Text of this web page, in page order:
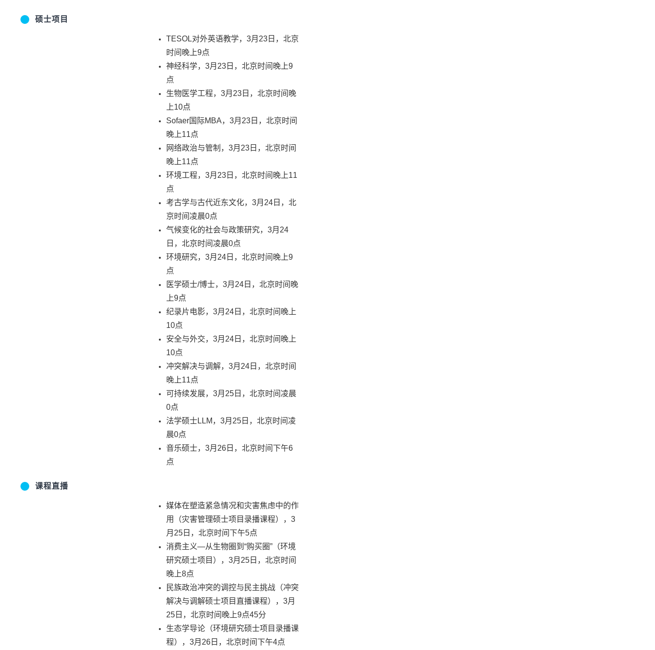
硕士项目
TESOL对外英语教学，3月23日，北京
时间晚上9点
神经科学，3月23日，北京时间晚上9
点
生物医学工程，3月23日，北京时间晚
上10点
Sofaer国际MBA，3月23日，北京时间
晚上11点
网络政治与管制，3月23日，北京时间
晚上11点
环境工程，3月23日，北京时间晚上11
点
考古学与古代近东文化，3月24日，北
京时间凌晨0点
气候变化的社会与政策研究，3月24
日，北京时间凌晨0点
环境研究，3月24日，北京时间晚上9
点
医学硕士/博士，3月24日，北京时间晚
上9点
纪录片电影，3月24日，北京时间晚上
10点
安全与外交，3月24日，北京时间晚上
10点
冲突解决与调解，3月24日，北京时间
晚上11点
可持续发展，3月25日，北京时间凌晨
0点
法学硕士LLM，3月25日，北京时间凌
晨0点
音乐硕士，3月26日，北京时间下午6
点
课程直播
媒体在塑造紧急情况和灾害焦虑中的作
用（灾害管理硕士项目录播课程），3
月25日，北京时间下午5点
消费主义—从生物圈到“购买圈”（环境
研究硕士项目），3月25日，北京时间
晚上8点
民族政治冲突的调控与民主挑战（冲突
解决与调解硕士项目直播课程），3月
25日，北京时间晚上9点45分
生态学导论（环境研究硕士项目录播课
程），3月26日，北京时间下午4点